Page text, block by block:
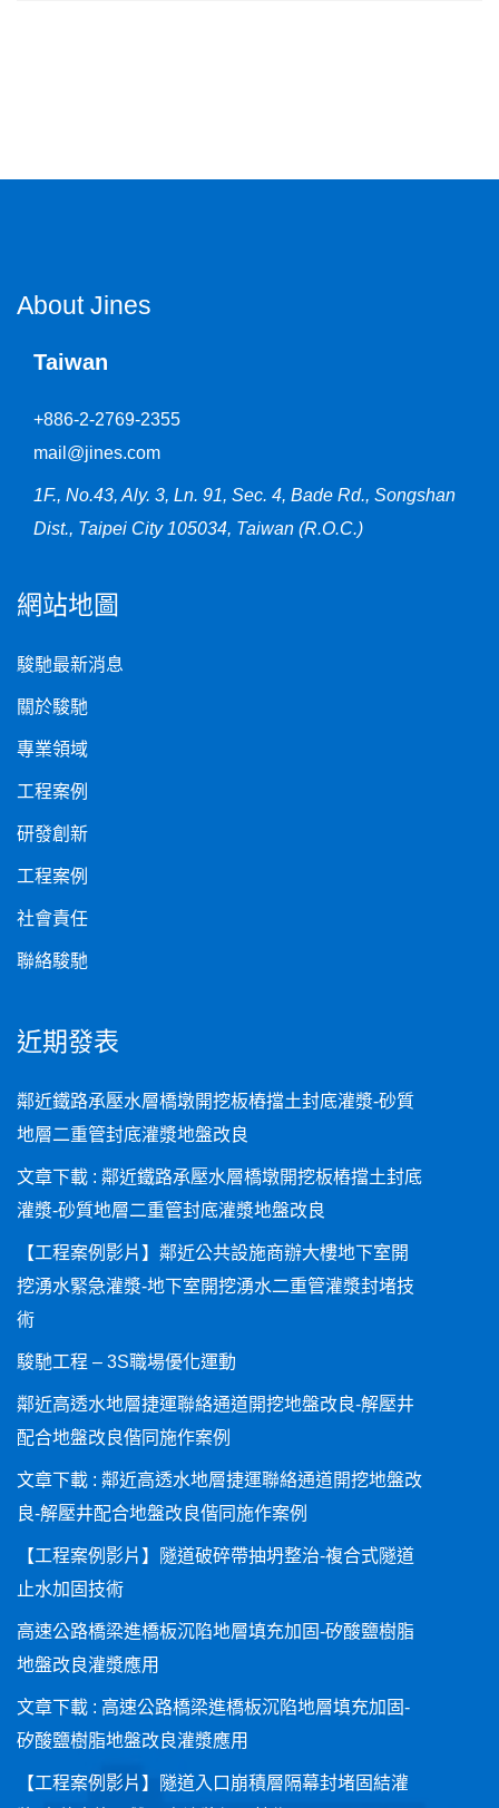
About Jines
Taiwan
+886-2-2769-2355
mail@jines.com
1F., No.43, Aly. 3, Ln. 91, Sec. 4, Bade Rd., Songshan
Dist., Taipei City 105034, Taiwan (R.O.C.)
網站地圖
駿馳最新消息
關於駿馳
專業領域
工程案例
研發創新
工程案例
社會責任
聯絡駿馳
近期發表
鄰近鐵路承壓水層橋墩開挖板樁擋土封底灌漿-砂質
地層二重管封底灌漿地盤改良
文章下載 : 鄰近鐵路承壓水層橋墩開挖板樁擋土封底
灌漿-砂質地層二重管封底灌漿地盤改良
【工程案例影片】鄰近公共設施商辦大樓地下室開
挖湧水緊急灌漿-地下室開挖湧水二重管灌漿封堵技
術
駿馳工程 – 3S職場優化運動
鄰近高透水地層捷運聯絡通道開挖地盤改良-解壓井
配合地盤改良偕同施作案例
文章下載 : 鄰近高透水地層捷運聯絡通道開挖地盤改
良-解壓井配合地盤改良偕同施作案例
【工程案例影片】隧道破碎帶抽坍整治-複合式隧道
止水加固技術
高速公路橋梁進橋板沉陷地層填充加固-矽酸鹽樹脂
地盤改良灌漿應用
文章下載 : 高速公路橋梁進橋板沉陷地層填充加固-
矽酸鹽樹脂地盤改良灌漿應用
【工程案例影片】隧道入口崩積層隔幕封堵固結灌